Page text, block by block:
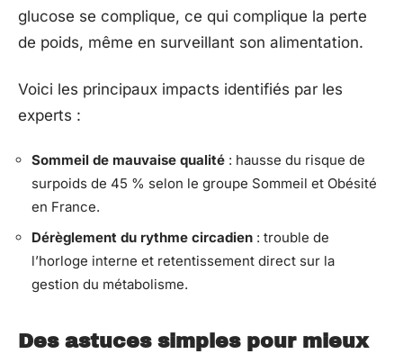
glucose se complique, ce qui complique la perte
de poids, même en surveillant son alimentation.
Voici les principaux impacts identifiés par les
experts :
Sommeil de mauvaise qualité : hausse du risque de
surpoids de 45 % selon le groupe Sommeil et Obésité
en France.
Dérèglement du rythme circadien : trouble de
l’horloge interne et retentissement direct sur la
gestion du métabolisme.
Des astuces simples pour mieux